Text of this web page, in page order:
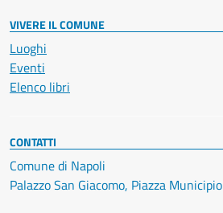
VIVERE IL COMUNE
Luoghi
Eventi
Elenco libri
CONTATTI
Comune di Napoli
Palazzo San Giacomo, Piazza